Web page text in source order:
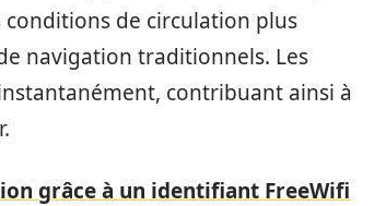
conditions de circulation plus
navigation traditionnels. Les
contribuant ainsi à
grâce à un identifiant FreeWifi